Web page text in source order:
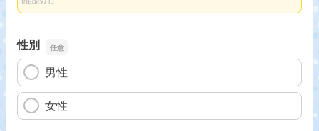
性別
男性
女性